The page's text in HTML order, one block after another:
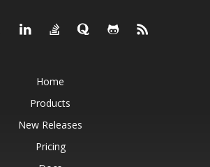
Home
Products
New Releases
Pricing